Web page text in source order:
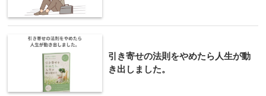
引き寄せの法則をやめたら人生が動
き出しました。